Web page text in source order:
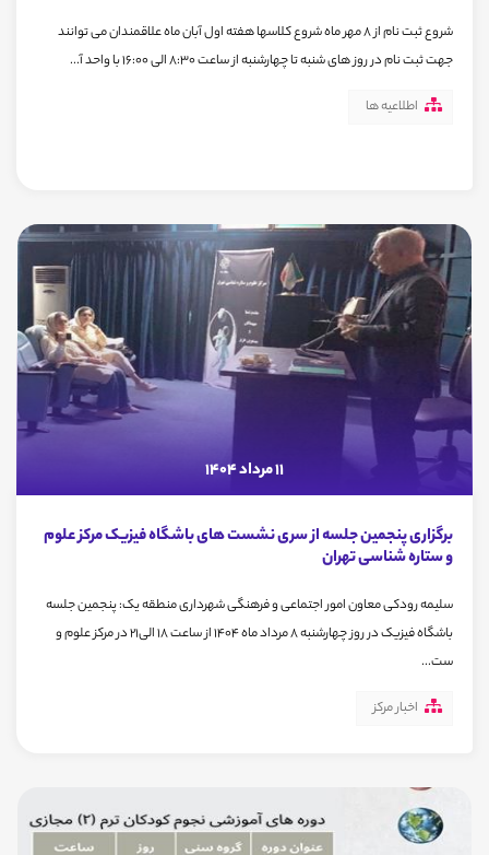
شروع ثبت نام از 8 مهر ماه شروع کلاسها هفته اول آبان ماه علاقمندان می توانند
جهت ثبت نام در روز های شنبه تا چهارشنبه از ساعت 8:30 الی 16:00 با واحد آ...
اطلاعیه ها
11 مرداد 1404
برگزاری پنجمین جلسه از سری نشست های باشگاه فیزیک مرکز علوم
و ستاره شناسی تهران
سلیمه رودکی معاون امور اجتماعی و فرهنگی شهرداری منطقه یک: پنجمین جلسه
باشگاه فیزیک در روز چهارشنبه ۸ مرداد ماه ۱۴۰۴ از ساعت ۱۸ الی۲۱ در مرکز علوم و
ست...
اخبار مرکز